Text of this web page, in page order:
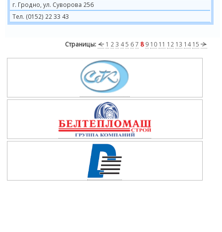
г. Гродно, ул. Суворова 256
Тел. (0152) 22 33 43
Страницы: 1 2 3 45 67 8 9 10 11 12 13 14 15